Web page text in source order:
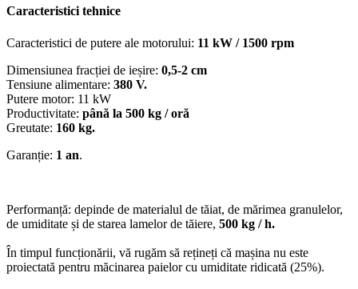
Caracteristici tehnice
Caracteristici de putere ale motorului: 11 kW / 1500 rpm
Dimensiunea fracției de ieșire: 0,5-2 cm
Tensiune alimentare: 380 V.
Putere motor: 11 kW
Productivitate: până la 500 kg / oră
Greutate: 160 kg.
Garanție: 1 an.
Performanță: depinde de materialul de tăiat, de mărimea granulelor,
de umiditate și de starea lamelor de tăiere, 500 kg / h.
În timpul funcționării, vă rugăm să rețineți că mașina nu este
proiectată pentru măcinarea paielor cu umiditate ridicată (25%).